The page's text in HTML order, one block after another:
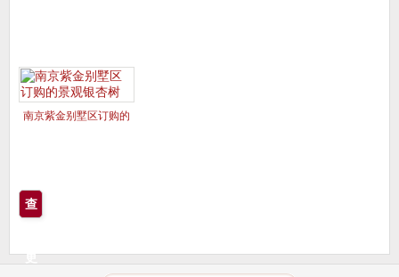
南京紫金别墅区订购的
查
更